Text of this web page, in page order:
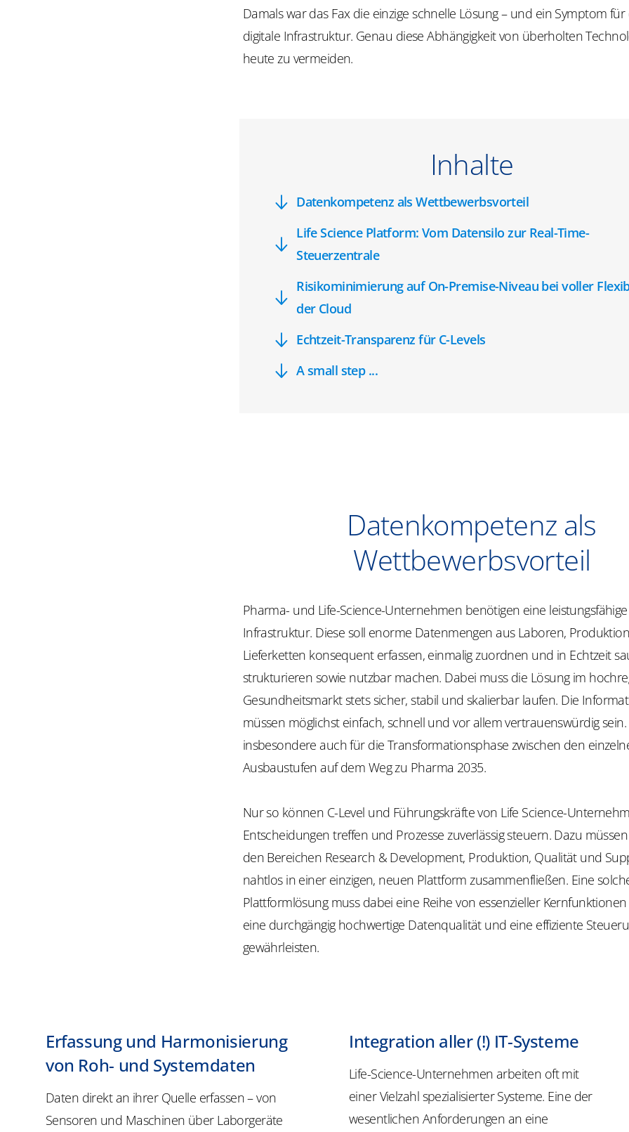
Damals war das Fax die einzige schnelle Lösung – und ein Symptom
digitale Infrastruktur. Genau diese Abhängigkeit von überholten
heute zu vermeiden.
Inhalte
Datenkompetenz als Wettbewerbsvorteil
Life Science Platform: Vom Datensilo zur Real-Time-
Steuerzentrale
Risikominimierung auf On-Premise-Niveau bei voller
der Cloud
Echtzeit-Transparenz für C-Levels
A small step ...
Datenkompetenz als
Wettbewerbsvorteil
Pharma- und Life-Science-Unternehmen benötigen eine
Infrastruktur. Diese soll enorme Datenmengen aus Laboren,
Lieferketten konsequent erfassen, einmalig zuordnen und in Echtzeit
strukturieren sowie nutzbar machen. Dabei muss die Lösung im
Gesundheitsmarkt stets sicher, stabil und skalierbar laufen. Die
müssen möglichst einfach, schnell und vor allem vertrauenswürdig sein.
insbesondere auch für die Transformationsphase zwischen den
Ausbaustufen auf dem Weg zu Pharma 2035.
Nur so können C-Level und Führungskräfte von Life Science-
Entscheidungen treffen und Prozesse zuverlässig steuern. Dazu
den Bereichen Research & Development, Produktion, Qualität und
nahtlos in einer einzigen, neuen Plattform zusammenfließen. Eine
Plattformlösung muss dabei eine Reihe von essenzieller
eine durchgängig hochwertige Datenqualität und eine effiziente
gewährleisten.
Erfassung und Harmonisierung
von Roh- und Systemdaten
Daten direkt an ihrer Quelle erfassen – von
Sensoren und Maschinen über Laborgeräte
Integration aller (!) IT-Systeme
Life-Science-Unternehmen arbeiten oft mit
einer Vielzahl spezialisierter Systeme. Eine der
wesentlichen Anforderungen an eine